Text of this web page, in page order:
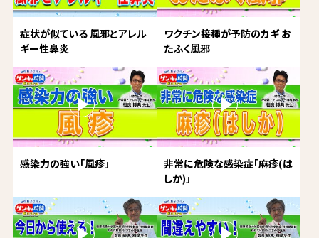
症状が似ている 風邪とアレル
ギー性鼻炎
ワクチン接種が予防のカギ お
たふく風邪
感染力の強い「風疹」
非常に危険な感染症「麻疹(は
しか)」